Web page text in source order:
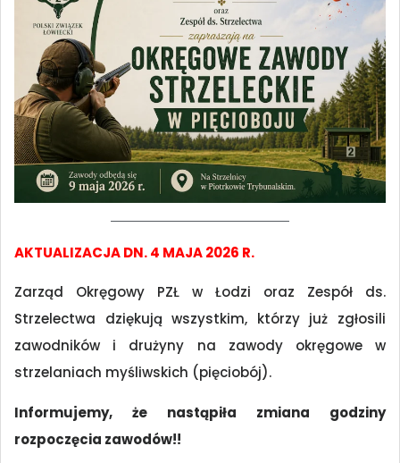
AKTUALIZACJA DN. 4 MAJA 2026 R.
Zarząd Okręgowy PZŁ w Łodzi oraz Zespół ds.
Strzelectwa dziękują wszystkim, którzy już zgłosili
zawodników i drużyny na zawody okręgowe w
strzelaniach myśliwskich (pięciobój).
Informujemy, że nastąpiła zmiana godziny
rozpoczęcia zawodów!!